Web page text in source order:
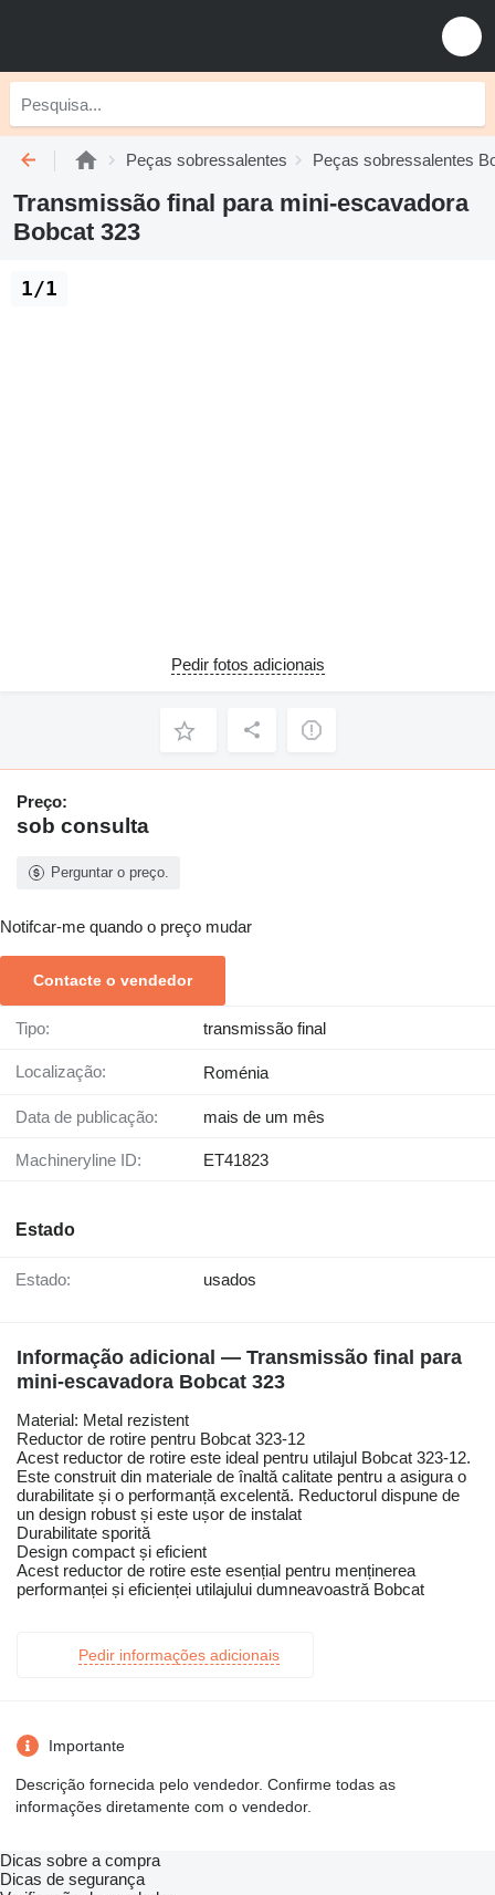
Peças sobressalentes Peças sobressalentes
Transmissão final para mini-escavadora
Bobcat 323
1/1
Pedir fotos adicionais
Preço:
sob consulta
Perguntar o preço.
Notifcar-me quando o preço mudar
Contacte o vendedor
Tipo: transmissão final
Localização: Roménia
Data de publicação: mais de um mês
Machineryline ID: ET41823
Estado
Estado: usados
Informação adicional — Transmissão final para
mini-escavadora Bobcat 323
Material: Metal rezistent
Reductor de rotire pentru Bobcat 323-12
Acest reductor de rotire este ideal pentru utilajul Bobcat 323-12.
Este construit din materiale de înaltă calitate pentru a asigura o
durabilitate și o performanță excelentă. Reductorul dispune de
un design robust și este ușor de instalat
Durabilitate sporită
Design compact și eficient
Acest reductor de rotire este esențial pentru menținerea
performanței și eficienței utilajului dumneavoastră Bobcat
Pedir informações adicionais
Importante
Descrição fornecida pelo vendedor. Confirme todas as
informações diretamente com o vendedor.
Dicas sobre a compra
Dicas de segurança